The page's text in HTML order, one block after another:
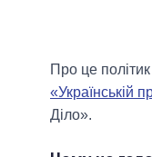
Про це
«Українській
Діло».